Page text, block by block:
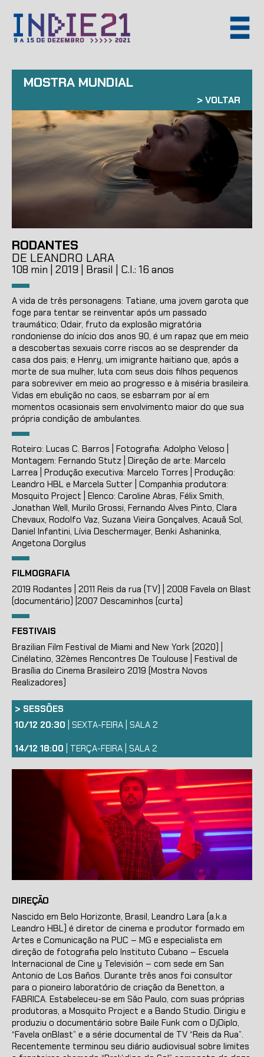
MOSTRA MUNDIAL
>VOLTAR
RODANTES
DE LEANDRO LARA
108 min | 2019 | Brasil | C.I.: 16 anos
A vida de três personagens: Tatiane, uma jovem garota que
foge para tentar se reinventar após um passado
traumático; Odair, fruto da explosão migratória
rondoniense do início dos anos 90, é um rapaz que em meio
a descobertas sexuais corre riscos ao se desprender da
casa dos pais; e Henry, um imigrante haitiano que, após a
morte de sua mulher, luta com seus dois filhos pequenos
para sobreviver em meio ao progresso e à miséria brasileira.
Vidas em ebulição no caos, se esbarram por aí em
momentos ocasionais sem envolvimento maior do que sua
própria condição de ambulantes.
Roteiro: Lucas C. Barros | Fotografia: Adolpho Veloso |
Montagem: Fernando Stutz | Direção de arte: Marcelo
Larrea | Produção executiva: Marcelo Torres | Produção:
Leandro HBL e Marcela Sutter | Companhia produtora:
Mosquito Project | Elenco: Caroline Abras, Félix Smith,
Jonathan Well, Murilo Grossi, Fernando Alves Pinto, Clara
Chevaux, Rodolfo Vaz, Suzana Vieira Gonçalves, Acauã Sol,
Daniel Infantini, Lívia Deschermayer, Benki Ashaninka,
Angetona Dorgilus
FILMOGRAFIA
2019 Rodantes | 2011 Reis da rua (TV) | 2008 Favela on Blast
(documentário) |2007 Descaminhos (curta)
FESTIVAIS
Brazilian Film Festival de Miami and New York (2020) |
Cinélatino, 32èmes Rencontres De Toulouse | Festival de
Brasília do Cinema Brasileiro 2019 (Mostra Novos
Realizadores)
> SESSÕES
10/12 20:30 | SEXTA-FEIRA | SALA 2
14/12 18:00 | TERÇA-FEIRA | SALA 2
DIREÇÃO
Nascido em Belo Horizonte, Brasil, Leandro Lara (a.k.a
Leandro HBL) é diretor de cinema e produtor formado em
Artes e Comunicação na PUC – MG e especialista em
direção de fotografia pelo Instituto Cubano – Escuela
Internacional de Cine y Televisión – com sede em San
Antonio de Los Baños. Durante três anos foi consultor
para o pioneiro laboratório de criação da Benetton, a
FABRICA. Estabeleceu-se em São Paulo, com suas próprias
produtoras, a Mosquito Project e a Bando Studio. Dirigiu e
produziu o documentário sobre Baile Funk com o DjDiplo,
“Favela onBlast” e a série documental de TV “Reis da Rua”.
Recentemente terminou seu diário audiovisual sobre limites